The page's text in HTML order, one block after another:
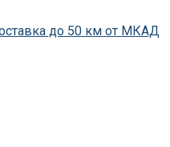
до 50 км от МКАД